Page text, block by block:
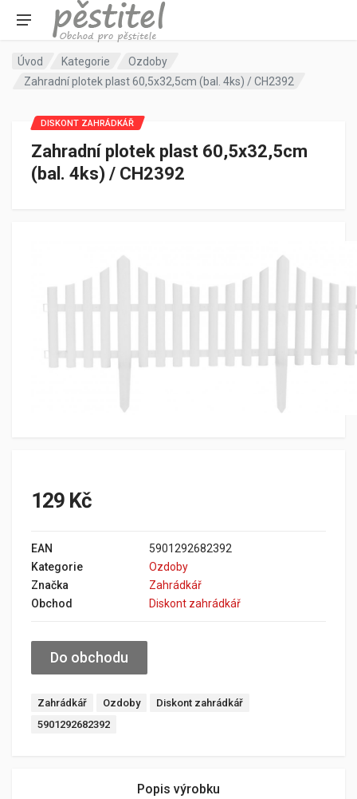
Úvod Kategorie
Ozdoby
Zahradní plotek plast 60,5x32,5cm (bal. 4ks) / CH2392
Zahradní plotek plast 60,5x32,5cm
(bal. 4ks) / CH2392
DISKONT ZAHRÁDKÁŘ
129 Kč
EAN
5901292682392
Kategorie
Ozdoby
Značka
Zahrádkář
Obchod
Diskont zahrádkář
Do obchodu
Zahrádkář Ozdoby
Diskont zahrádkář
5901292682392
Popis výrobku